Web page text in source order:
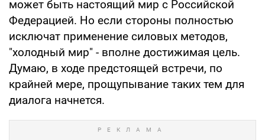
может быть настоящий мир с Российской
Федерацией. Но если стороны полностью
исключат применение силовых методов,
"холодный мир" - вполне достижимая цель.
Думаю, в ходе предстоящей встречи, по
крайней мере, прощупывание таких тем для
диалога начнется.